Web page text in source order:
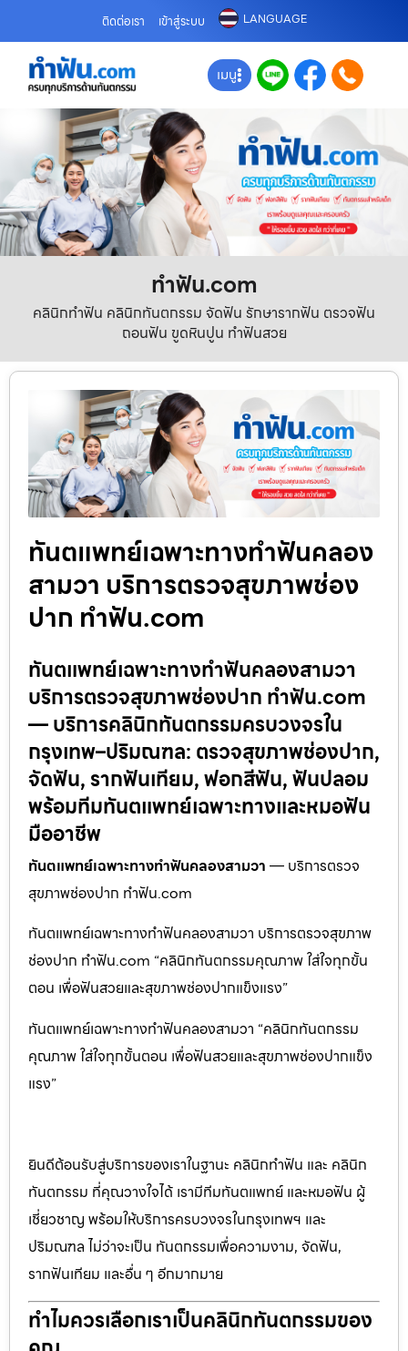
ติดต่อเรา เข้าสู่ระบบ LANGUAGE
เมนู
ทําฟัน.com
คลินิกทำฟัน คลินิกทันตกรรม จัดฟัน รักษารากฟัน ตรวจฟัน
ถอนฟัน ขูดหินปูน ทำฟันสวย
ทันตแพทย์เฉพาะทางทำฟันคลอง
สามวา บริการตรวจสุขภาพช่อง
ปาก ทำฟัน.com
ทันตแพทย์เฉพาะทางทำฟันคลองสามวา
บริการตรวจสุขภาพช่องปาก ทำฟัน.com
— บริการคลินิกทันตกรรมครบวงจรใน
กรุงเทพ–ปริมณฑล: ตรวจสุขภาพช่องปาก,
จัดฟัน, รากฟันเทียม, ฟอกสีฟัน, ฟันปลอม
พร้อมทีมทันตแพทย์เฉพาะทางและหมอฟัน
มืออาชีพ
ทันตแพทย์เฉพาะทางทำฟันคลองสามวา — บริการตรวจ
สุขภาพช่องปาก ทำฟัน.com
ทันตแพทย์เฉพาะทางทำฟันคลองสามวา บริการตรวจสุขภาพ
ช่องปาก ทำฟัน.com “คลินิกทันตกรรมคุณภาพ ใส่ใจทุกขั้น
ตอน เพื่อฟันสวยและสุขภาพช่องปากแข็งแรง”
ทันตแพทย์เฉพาะทางทำฟันคลองสามวา “คลินิกทันตกรรม
คุณภาพ ใส่ใจทุกขั้นตอน เพื่อฟันสวยและสุขภาพช่องปากแข็ง
แรง”
ยินดีต้อนรับสู่บริการของเราในฐานะ คลินิกทำฟัน และ คลินิก
ทันตกรรม ที่คุณวางใจได้ เรามีทีมทันตแพทย์ และหมอฟัน ผู้
เชี่ยวชาญ พร้อมให้บริการครบวงจรในกรุงเทพฯ และ
ปริมณฑล ไม่ว่าจะเป็น ทันตกรรมเพื่อความงาม, จัดฟัน,
รากฟันเทียม และอื่น ๆ อีกมากมาย
ทำไมควรเลือกเราเป็นคลินิกทันตกรรมของ